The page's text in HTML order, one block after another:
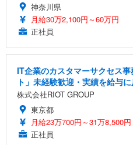
神奈川県
月給30万2,100円～60万円
正社員
IT企業のカスタマーサクセス
ト」未経験歓迎・実績を給与
株式会社RIOT GROUP
東京都
月給23万700円～31万8,500円
正社員